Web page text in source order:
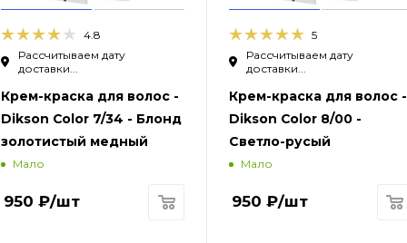
4.8
Рассчитываем дату
доставки...
Крем-краска для волос -
Dikson Color 7/34 - Блонд
золотистый медный
Мало
950 ₽/шт
5
Рассчитываем дату
доставки...
Крем-краска для волос -
Dikson Color 8/00 -
Светло-русый
Мало
950 ₽/шт